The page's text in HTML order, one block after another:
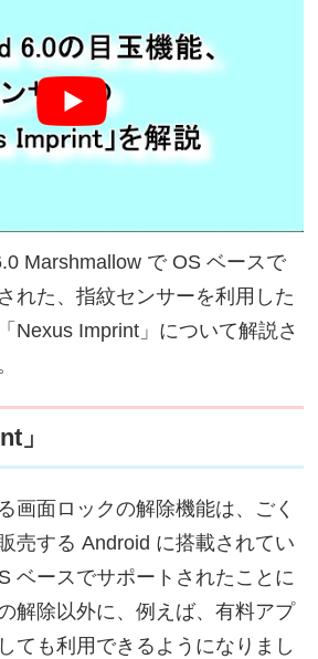
Marshmallow で OS ベースで
れた、指紋センサーを利用した
Nexus Imprint」について解説さ
」
画面ロックの解除機能は、ごく
売する Android に搭載されてい
ベースでサポートされたことに
解除以外に、例えば、有料アプ
ても利用できるようになりまし